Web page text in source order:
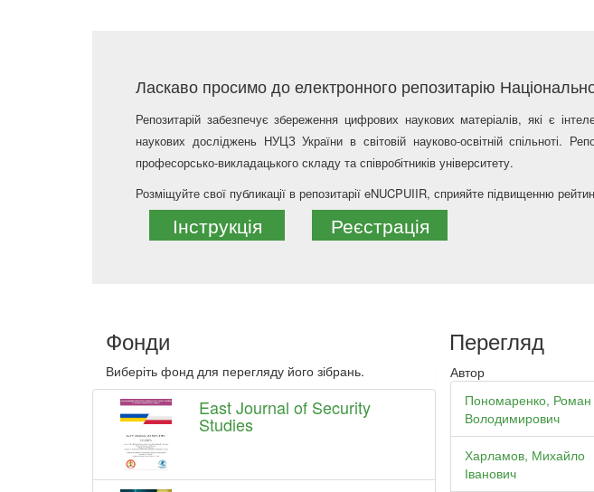
Ласкаво просимо до електронного репозитарію
Репозитарій забезпечує збереження цифрових наукових матеріалів, які є
наукових досліджень НУЦЗ України в світовій науково-освітній спільноті.
професорсько-викладацького складу та співробітників університету.
Розміщуйте свої публикації в репозитарії eNUCPUIIR, сприяйте підвищенню
Інструкція Реєстрація
Фонди
Виберіть фонд для перегляду його зібрань.
East Journal of Security
Studies
Перегляд
Автор
Пономаренко, Роман
Володимирович
Харламов, Михайло
Іванович